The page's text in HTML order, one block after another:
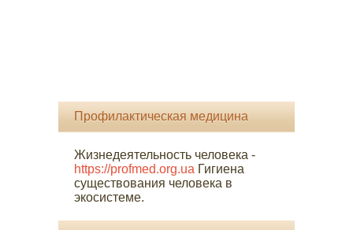
Профилактическая медицина
Жизнедеятельность человека -
https://profmed.org.ua Гигиена
существования человека в
экосистеме.